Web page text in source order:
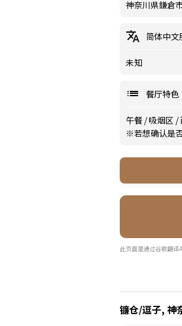
神奈川県鎌倉
简体中文
未知
餐厅特色
午餐 /吸烟区 /
※若想确认是
此页面是通过谷歌翻译
镰仓/逗子, 神